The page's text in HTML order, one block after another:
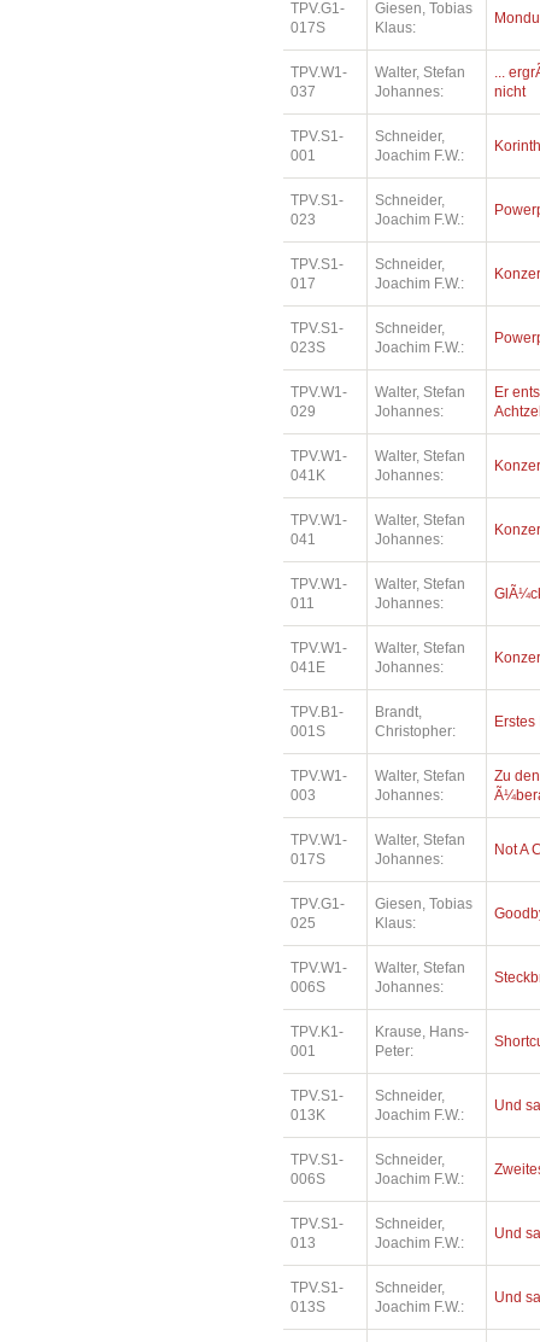
TPV.G1-
017S
Giesen, Tobias
Klaus:
TPV.W1-
037
Walter, Stefan
Johannes:
...
nicht
TPV.S1-
001
Schneider,
Joachim F.W.:
TPV.S1-
023
Schneider,
Joachim F.W.:
TPV.S1-
017
Schneider,
Joachim F.W.:
TPV.S1-
023S
Schneider,
Joachim F.W.:
TPV.W1-
029
Walter, Stefan
Johannes:
Er
TPV.W1-
041K
Walter, Stefan
Johannes:
TPV.W1-
041
Walter, Stefan
Johannes:
TPV.W1-
011
Walter, Stefan
Johannes:
TPV.W1-
041E
Walter, Stefan
Johannes:
TPV.B1-
001S
Brandt,
Christopher:
TPV.W1-
003
Walter, Stefan
Johannes:
Zu
TPV.W1-
017S
Walter, Stefan
Johannes:
Not A
TPV.G1-
025
Giesen, Tobias
Klaus:
TPV.W1-
006S
Walter, Stefan
Johannes:
TPV.K1-
001
Krause, Hans-
Peter:
TPV.S1-
013K
Schneider,
Joachim F.W.:
Und
TPV.S1-
006S
Schneider,
Joachim F.W.:
TPV.S1-
013
Schneider,
Joachim F.W.:
Und
TPV.S1-
013S
Schneider,
Joachim F.W.:
Und